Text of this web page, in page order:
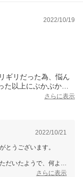
2022/10/19
ギリだった為、悩ん
以上にぶかぶかで
くりこず…。
ザインで、生地もし
シンプルな作りの
も使おうと思いま
さらに表示
2022/10/21
とうございます。
だいたようで、何より
さらに表示